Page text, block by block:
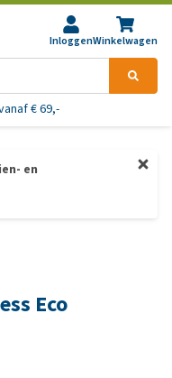
InloggenWinkelwagen
€ 69,-
en
Eco